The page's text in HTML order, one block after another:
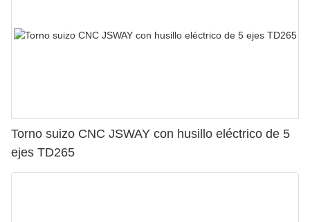
Torno suizo CNC JSWAY con husillo eléctrico de 5
ejes TD265